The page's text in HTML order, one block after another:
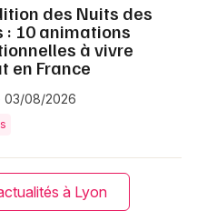
des Nuits des
: 10 animations
à vivre
en France
03/08/2026
à Lyon